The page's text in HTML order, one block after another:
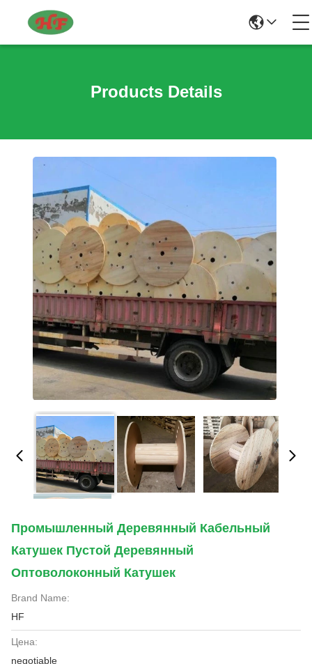
Products Details
Промышленный Деревянный Кабельный
Катушек Пустой Деревянный
Оптоволоконный Катушек
Brand Name:
HF
Цена:
negotiable